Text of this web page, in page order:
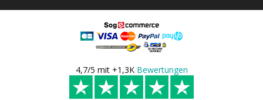
4,7/5 mit +1,3K Bewertungen